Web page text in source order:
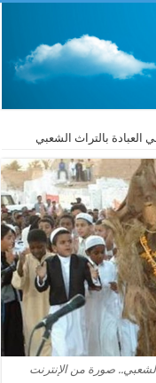
العبادة بالتراث الشعبي
الشعبي.. صورة من الإنترنت